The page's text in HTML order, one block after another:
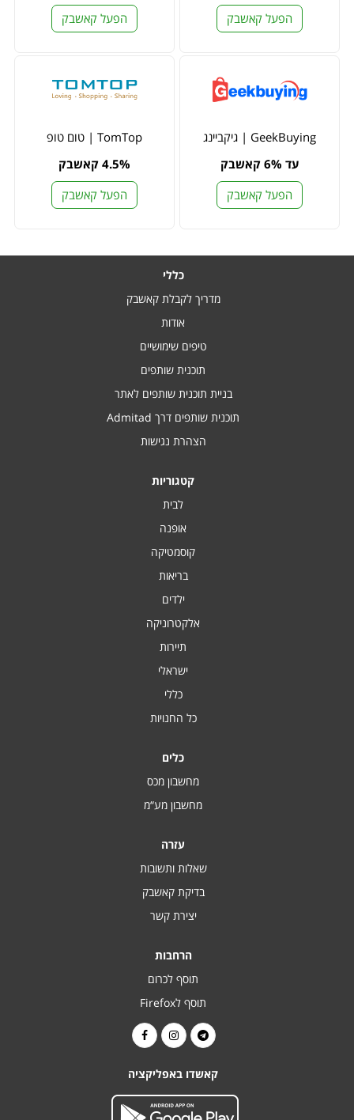
הפעל קאשבק
הפעל קאשבק
GeekBuying | גיקביינג
עד 6% קאשבק
הפעל קאשבק
TomTop | טום טופ
4.5% קאשבק
הפעל קאשבק
כללי
מדריך לקבלת קאשבק
אודות
טיפים שימושיים
תוכנית שותפים
בניית תוכנית שותפים לאתר
תוכנית שותפים דרך Admitad
הצהרת נגישות
קטגוריות
לבית
אופנה
קוסמטיקה
בריאות
ילדים
אלקטרוניקה
תיירות
ישראלי
כללי
כל החנויות
כלים
מחשבון מכס
מחשבון מע“מ
עזרה
שאלות ותשובות
בדיקת קאשבק
יצירת קשר
הרחבות
תוסף לכרום
תוסף לFirefox
קאשדו באפליקציה